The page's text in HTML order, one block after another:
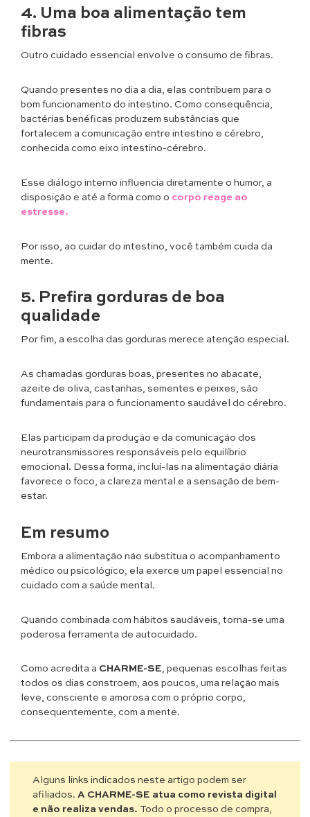
4. Uma boa alimentação tem
fibras
Outro cuidado essencial envolve o consumo de fibras.
Quando presentes no dia a dia, elas contribuem para o
bom funcionamento do intestino. Como consequência,
bactérias benéficas produzem substâncias que
fortalecem a comunicação entre intestino e cérebro,
conhecida como eixo intestino-cérebro.
Esse diálogo interno influencia diretamente o humor, a
disposição e até a forma como o corpo reage ao
estresse.
Por isso, ao cuidar do intestino, você também cuida da
mente.
5. Prefira gorduras de boa
qualidade
Por fim, a escolha das gorduras merece atenção especial.
As chamadas gorduras boas, presentes no abacate,
azeite de oliva, castanhas, sementes e peixes, são
fundamentais para o funcionamento saudável do cérebro.
Elas participam da produção e da comunicação dos
neurotransmissores responsáveis pelo equilíbrio
emocional. Dessa forma, incluí-las na alimentação diária
favorece o foco, a clareza mental e a sensação de bem-
estar.
Em resumo
Embora a alimentação não substitua o acompanhamento
médico ou psicológico, ela exerce um papel essencial no
cuidado com a saúde mental.
Quando combinada com hábitos saudáveis, torna-se uma
poderosa ferramenta de autocuidado.
Como acredita a CHARME-SE, pequenas escolhas feitas
todos os dias constroem, aos poucos, uma relação mais
leve, consciente e amorosa com o próprio corpo,
consequentemente, com a mente.
Alguns links indicados neste artigo podem ser
afiliados.A CHARME-SE atua como revista digital
e não realiza vendas. Todo o processo de compra,